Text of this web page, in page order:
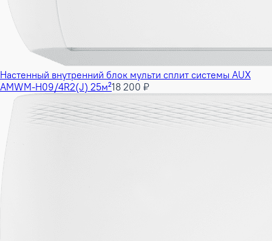
Настенный внутренний блок мульти сплит системы AUX
AMWM-H09/4R2(J) 25м²18 200 ₽